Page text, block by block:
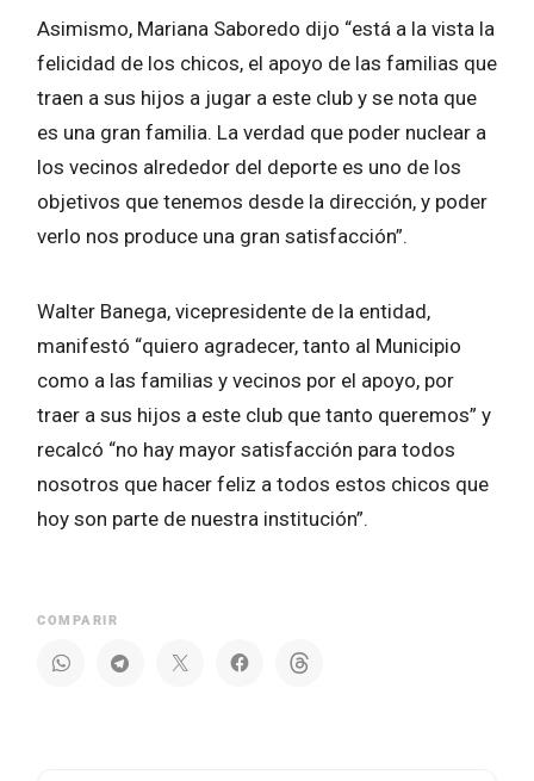
Asimismo, Mariana Saboredo dijo “está a la vista la
felicidad de los chicos, el apoyo de las familias que
traen a sus hijos a jugar a este club y se nota que
es una gran familia. La verdad que poder nuclear a
los vecinos alrededor del deporte es uno de los
objetivos que tenemos desde la dirección, y poder
verlo nos produce una gran satisfacción”.
Walter Banega, vicepresidente de la entidad,
manifestó “quiero agradecer, tanto al Municipio
como a las familias y vecinos por el apoyo, por
traer a sus hijos a este club que tanto queremos” y
recalcó “no hay mayor satisfacción para todos
nosotros que hacer feliz a todos estos chicos que
hoy son parte de nuestra institución”.
COMPARIR